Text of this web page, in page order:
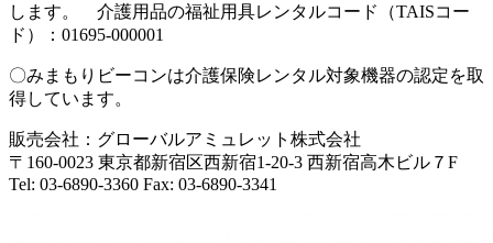
します。 介護用品の福祉用具レンタルコード（TAISコー
ド）：01695-000001
〇みまもりビーコンは介護保険レンタル対象機器の認定を取
得しています。
販売会社：グローバルアミュレット株式会社
〒160-0023 東京都新宿区西新宿1-20-3 西新宿高木ビル７F
Tel: 03-6890-3360 Fax: 03-6890-3341